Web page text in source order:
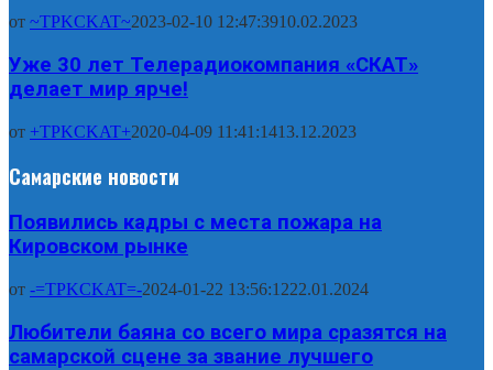
от ~TPKCKAT~2023-02-10 12:47:3910.02.2023
Уже 30 лет Телерадиокомпания «СКАТ»
делает мир ярче!
от +TPKCKAT+2020-04-09 11:41:1413.12.2023
Самарские новости
Появились кадры с места пожара на
Кировском рынке
от -=TPKCKAT=-2024-01-22 13:56:1222.01.2024
Любители баяна со всего мира сразятся на
самарской сцене за звание лучшего